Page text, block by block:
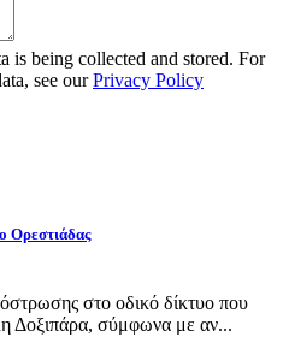
is being collected and stored. For
see ourPrivacy Policy
Ορεστιάδας
στο οδικό δίκτυο που
Δοξιπάρα, σύμφωνα με αν...